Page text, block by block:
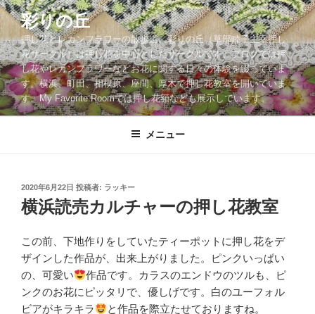
コ
ン
テ
ン
ツ
へ
ス
彩りの丘
押し花とレカンフラワーの散歩道。彩りの丘（草部睦子主宰押し
花サークル）は押し花を中心としたサークルです。ブログでは押
し花やレカンフラワーなどお花に関する日々の体験を綴っていま
す。横浜、町田、相模原、座間、厚木で押し花教室を開いていま
す。My Favorite Roomでは押し花額なども展示しています。
メニュー
投
稿
日:
2020年6月22日 投稿者: ラッキー
横浜読売カルチャーの押し花教室
この前、下地作りをしていたティーポットに押し花をデ
ザインした作品が、出来上がりました。ピンクいっぱい
の、可愛い
作品です。カラスのエンドウのツルも、ピ
ンクのお花にピッタリで、優しげです。白のユーフォル
ビアがキラキラ
と作品を際立たせておりますね。